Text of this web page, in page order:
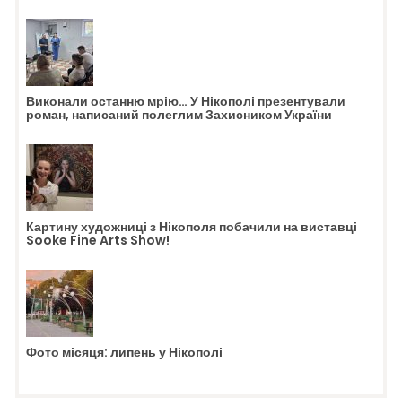
Виконали останню мрію… У Нікополі презентували
роман, написаний полеглим Захисником України
Картину художниці з Нікополя побачили на виставці
Sooke Fine Arts Show!
Фото місяця: липень у Нікополі